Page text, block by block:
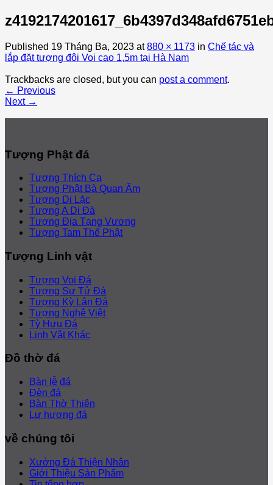
Published 19 Tháng Ba, 2023 at880 × 1173 in Chế tác và
lắp đặt tượng đôi Voi cao 1,5m tại Hà Nam
Trackbacks are closed, but you can post a comment.
← Previous
Next →
Tượng Phật đá
Tượng Thích Ca
Tượng Phật Bà Quan Âm
Tượng Di Lặc
Tượng A Di Đà
Tượng Địa Tạng Vương
Tượng Tam Thế Phật
Tượng Linh vật
Tượng Voi Đá
Tượng Sư Tử Đá
Tượng Kỳ Lân Đá
Tượng Nghê Việt
Tỳ Hưu Đá
Linh Vật Khác
Đồ thờ đá
Bàn lễ đá
Đèn đá
Bàn Thờ Thiên
Lư hương đá
về chúng tôi
Xưởng Đá Thiện Nhân
Giới Thiệu Sản Phẩm